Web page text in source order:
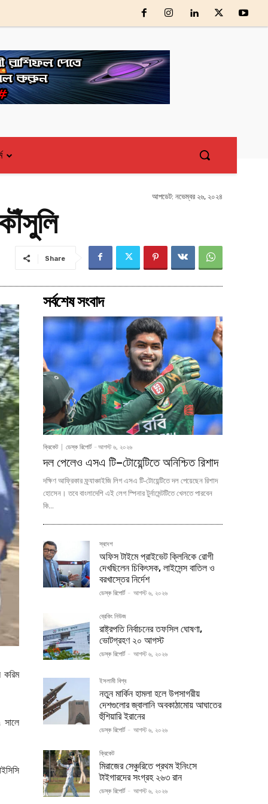
আপডেট: নভেম্বর ২৬, ২০২৪
Share
করিম
সালে
সর্বশেষ সংবাদ
ক্রিকেট ডেস্ক রিপোর্ট - আগস্ট ৬, ২০২৬
দল পেলেও এসএ টি–টোয়েন্টিতে অনিশ্চিত রিশাদ
দক্ষিণ আফ্রিকার ফ্র্যাঞ্চাইজি লিগ এসএ টি-টোয়েন্টিতে দল পেয়েছেন রিশাদ
হোসেন। তবে বাংলাদেশি এই লেগ স্পিনার টুর্নামেন্টটিতে খেলতে পারবেন
কি...
স্বদেশ
অফিস টাইমে প্রাইভেট ক্লিনিকে রোগী
দেখছিলেন চিকিৎসক, লাইসেন্স বাতিল ও
বরখাস্তের নির্দেশ
ডেস্ক রিপোর্ট - আগস্ট ৬, ২০২৬
ব্রেকিং নিউজ
রাষ্ট্রপতি নির্বাচনের তফসিল ঘোষণা,
ভোটগ্রহণ ২০ আগস্ট
ডেস্ক রিপোর্ট - আগস্ট ৬, ২০২৬
ইসলামী বিশ্ব
নতুন মার্কিন হামলা হলে উপসাগরীয়
দেশগুলোর জ্বালানি অবকাঠামোয় আঘাতের
হুঁশিয়ারি ইরানের
ডেস্ক রিপোর্ট - আগস্ট ৬, ২০২৬
ক্রিকেট
মিরাজের সেঞ্চুরিতে প্রথম ইনিংসে
টাইগারদের সংগ্রহ ২৬৩ রান
ডেস্ক রিপোর্ট - আগস্ট ৬, ২০২৬